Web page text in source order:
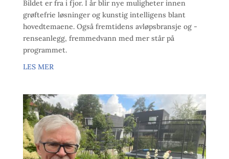
Bildet er fra i fjor. I år blir nye muligheter innen
grøftefrie løsninger og kunstig intelligens blant
hovedtemaene. Også fremtidens avløpsbransje og -
renseanlegg, fremmedvann med mer står på
programmet.
LES MER